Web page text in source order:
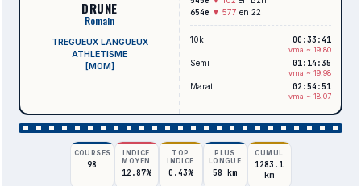
DRUNE
Romain
TREGUEUX LANGUEUX
ATHLETISME
[M0M]
654e ▼ 577 en 22
10k 00:33:41
vma ~ 19.80
Semi 01:14:35
vma ~ 19.98
Marat 02:54:51
vma ~ 18.07
COURSES
98
INDICE
MOYEN
12.87%
TOP
INDICE
0.43%
PLUS
LONGUE
58 km
CUMUL
1283.1
km